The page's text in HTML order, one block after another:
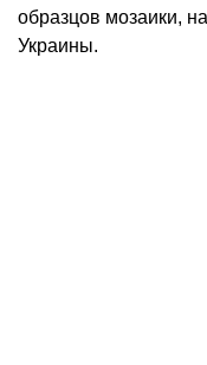
образцов мозаики,
Украины.